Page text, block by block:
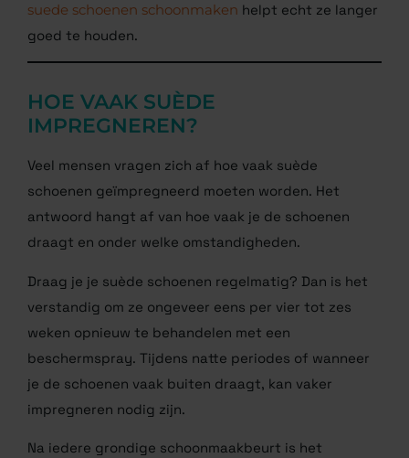
suede schoenen schoonmaken helpt echt ze langer
goed te houden.
HOE VAAK SUÈDE
IMPREGNEREN?
Veel mensen vragen zich af hoe vaak suède
schoenen geïmpregneerd moeten worden. Het
antwoord hangt af van hoe vaak je de schoenen
draagt en onder welke omstandigheden.
Draag je je suède schoenen regelmatig? Dan is het
verstandig om ze ongeveer eens per vier tot zes
weken opnieuw te behandelen met een
beschermspray. Tijdens natte periodes of wanneer
je de schoenen vaak buiten draagt, kan vaker
impregneren nodig zijn.
Na iedere grondige schoonmaakbeurt is het